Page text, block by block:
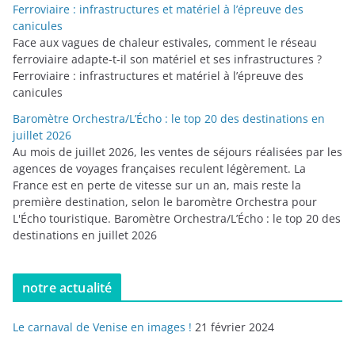
Ferroviaire : infrastructures et matériel à l’épreuve des
canicules
Face aux vagues de chaleur estivales, comment le réseau
ferroviaire adapte-t-il son matériel et ses infrastructures ?
Ferroviaire : infrastructures et matériel à l’épreuve des
canicules
Baromètre Orchestra/L’Écho : le top 20 des destinations en
juillet 2026
Au mois de juillet 2026, les ventes de séjours réalisées par les
agences de voyages françaises reculent légèrement. La
France est en perte de vitesse sur un an, mais reste la
première destination, selon le baromètre Orchestra pour
L'Écho touristique. Baromètre Orchestra/L’Écho : le top 20 des
destinations en juillet 2026
notre actualité
Le carnaval de Venise en images ! 21 février 2024